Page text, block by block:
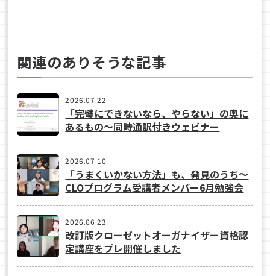
関連のありそうな記事
2026.07.22
「完璧にできないなら、やらない」の奥に
あるもの〜同時通訳付きウェビナー
2026.07.10
「うまくいかない方法」も、発見のうち〜
CLOプログラム受講者メンバー6月勉強会
2026.06.23
改訂版クローゼットオーガナイザー資格認
定講座をプレ開催しました